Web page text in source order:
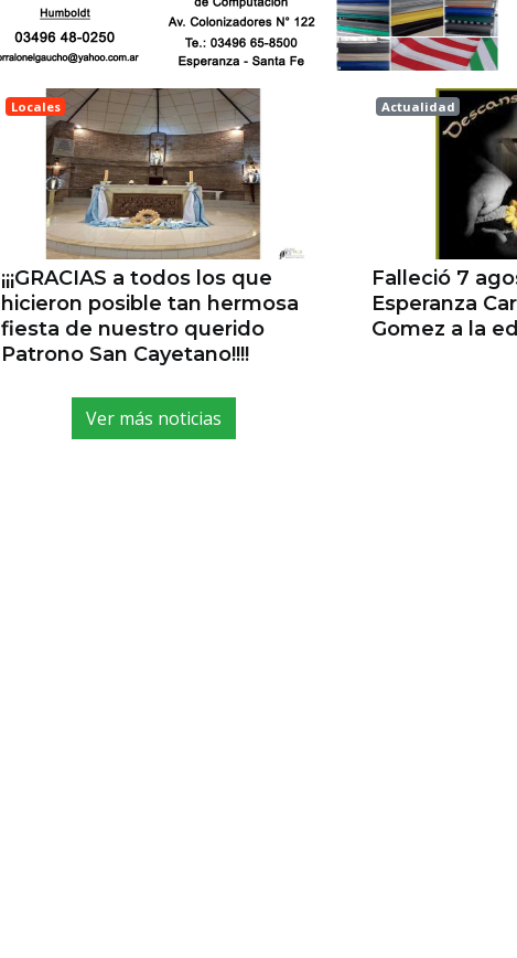
Locales
Esperanza
¡¡¡GRACIAS a todos los que
hicieron posible tan hermosa
fiesta de nuestro querido
Patrono San Cayetano!!!!
Actualidad
Esperanza
Falleció 7
Esperanza
Gomez a la
Ver más noticias